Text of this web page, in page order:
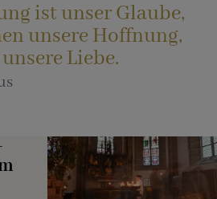
ist unser Glaube,
unsere Hoffnung,
Liebe.